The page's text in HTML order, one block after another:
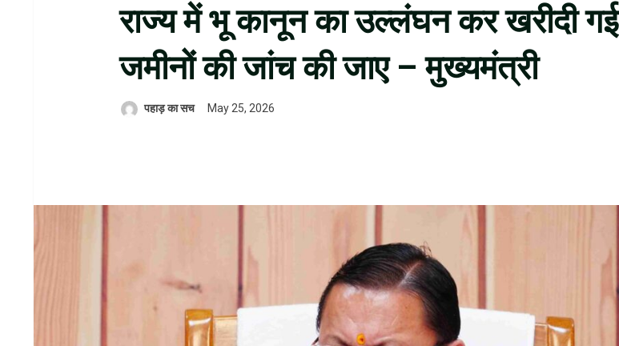
राज्य में भू कानून का उल्लंघन कर खरीदी गई
जमीनों की जांच की जाए – मुख्यमंत्री
पहाड़ का सच May 25, 2026